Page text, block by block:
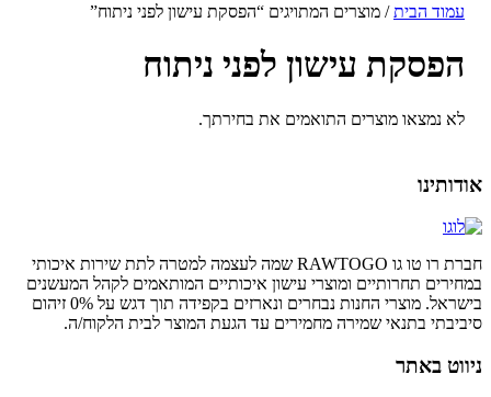
עמוד הבית/ מוצרים המתויגים “הפסקת עישון לפני ניתוח”
הפסקת עישון לפני ניתוח
לא נמצאו מוצרים התואמים את בחירתך.
אודותינו
חברת רו טו גו RAWTOGO שמה לעצמה למטרה לתת שירות איכותי
במחירים תחרותיים ומוצרי עישון איכותיים המותאמים לקהל המעשנים
בישראל. מוצרי החנות נבחרים ונארזים בקפידה תוך דגש על 0% זיהום
סיביבתי בתנאי שמירה מחמירים עד הגעת המוצר לבית הלקוח/ה.
ניווט באתר